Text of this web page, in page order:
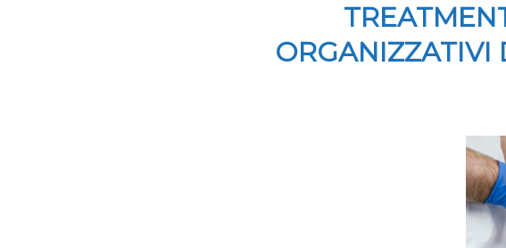
ORGANIZZATIVI